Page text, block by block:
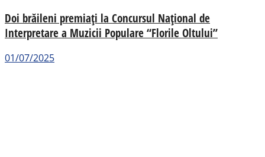
Doi brăileni premiați la Concursul Național de
Interpretare a Muzicii Populare “Florile Oltului”
01/07/2025